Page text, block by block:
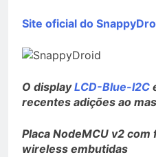
Site oficial do
O displayLCD-Blue-I2C
recentes adições ao
Placa NodeMCU v2
wireless embutidas